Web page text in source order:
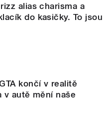
alias charisma a
do kasičky. To jsou
končí v realitě
v autě mění naše